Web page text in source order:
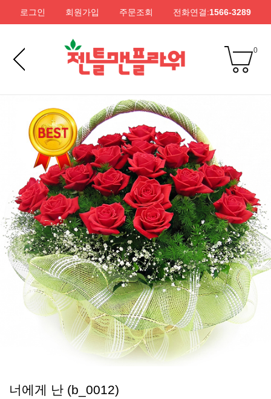
로그인 회원가입 주문조회 전화연결:1566-3289
0
너에게 난 (b_0012)